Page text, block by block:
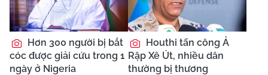
Hơn 300 người bị bắt
cóc được giải cứu trong 1
ngày ở Nigeria
Houthi tấn công Ả
Rập Xê Út, nhiều dân
thường bị thương